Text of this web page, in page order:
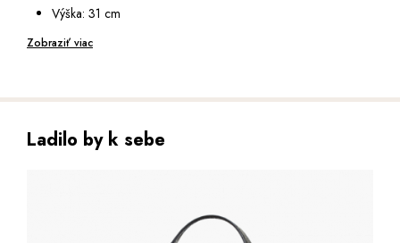
Výška: 31 cm
Hloubka: 13 cm
Zobraziť viac
Ladilo by k sebe